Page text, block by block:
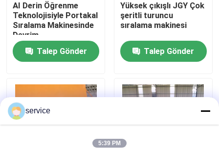
Fabrika turu
Kalite kontrol
Bize ulaşın
Haberler
Tarihler Sıralama Makinesi
AI Derin Öğrenme
Teknolojisiyle Portakal
Sıralama Makinesinde
Devrim
Talep Gönder
Yüksek çıkışlı JGY Çok
şeritli turuncu
sıralama makinesi
Talep Gönder
service
5:39 PM